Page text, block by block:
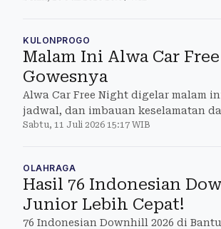
KULONPROGO
Malam Ini Alwa Car
Gowesnya
Alwa Car Free Night digelar malam
jadwal, dan imbauan keselamatan
Sabtu, 11 Juli 2026 15:17 WIB
OLAHRAGA
Hasil 76 Indonesian
Junior Lebih Cepat!
76 Indonesian Downhill 2026 di